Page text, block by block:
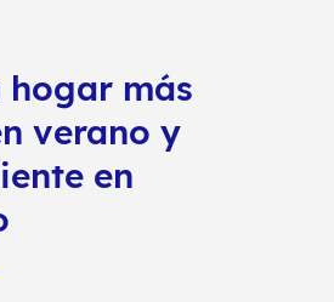
hogar más
verano y
en